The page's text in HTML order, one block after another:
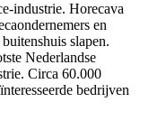
industrie. Horecava
en
slapen.
Nederlandse
Circa 60.000
bedrijven